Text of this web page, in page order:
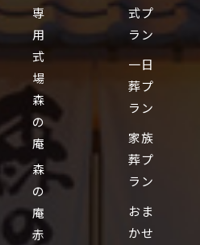
専
用
式
場
森
の
庵
森
の
庵
赤
式プ
ラン
一日
葬プ
ラン
家族
葬プ
ラン
おま
かせ